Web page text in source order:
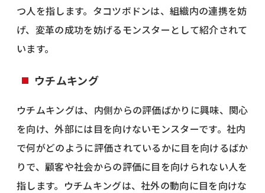
つ人を指します。タコツボドンは、組織内の連携を妨
げ、変革の成功を妨げるモンスターとして紹介されて
います。
ウチムキング
ウチムキングは、内側からの評価ばかりに興味、関心
を向け、外部には目を向けないモンスターです。社内
で何がどのように評価されているかに目を向けるばか
りで、顧客や社会からの評価に目を向けられない人を
指します。ウチムキングは、社外の動向に目を向けな